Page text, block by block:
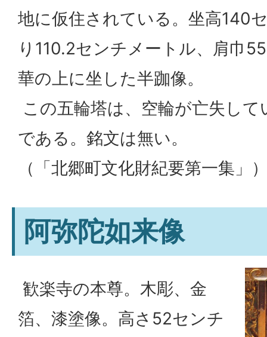
地に仮住されている。坐高140
り110.2センチメートル、肩巾
華の上に坐した半跏像。
この五輪塔は、空輪が亡失し
である。銘文は無い。
（「北郷町文化財紀要第一集」
阿弥陀如来像
歓楽寺の本尊。木彫、金
箔、漆塗像。高さ52センチ